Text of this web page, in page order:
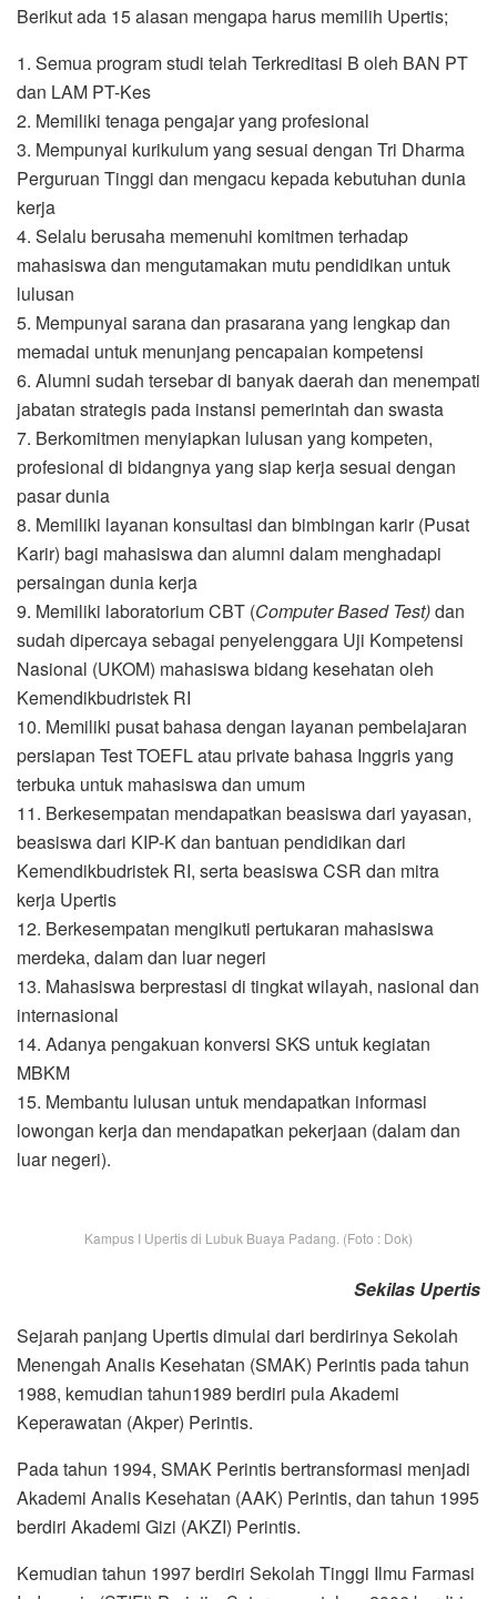
Berikut ada 15 alasan mengapa harus memilih Upertis;
1. Semua program studi telah Terkreditasi B oleh BAN PT
dan LAM PT-Kes
2. Memiliki tenaga pengajar yang profesional
3. Mempunyai kurikulum yang sesuai dengan Tri Dharma
Perguruan Tinggi dan mengacu kepada kebutuhan dunia
kerja
4. Selalu berusaha memenuhi komitmen terhadap
mahasiswa dan mengutamakan mutu pendidikan untuk
lulusan
5. Mempunyai sarana dan prasarana yang lengkap dan
memadai untuk menunjang pencapaian kompetensi
6. Alumni sudah tersebar di banyak daerah dan menempati
jabatan strategis pada instansi pemerintah dan swasta
7. Berkomitmen menyiapkan lulusan yang kompeten,
profesional di bidangnya yang siap kerja sesuai dengan
pasar dunia
8. Memiliki layanan konsultasi dan bimbingan karir (Pusat
Karir) bagi mahasiswa dan alumni dalam menghadapi
persaingan dunia kerja
9. Memiliki laboratorium CBT (Computer Based Test)dan
sudah dipercaya sebagai penyelenggara Uji Kompetensi
Nasional (UKOM) mahasiswa bidang kesehatan oleh
Kemendikbudristek RI
10. Memiliki pusat bahasa dengan layanan pembelajaran
persiapan Test TOEFL atau private bahasa Inggris yang
terbuka untuk mahasiswa dan umum
11. Berkesempatan mendapatkan beasiswa dari yayasan,
beasiswa dari KIP-K dan bantuan pendidikan dari
Kemendikbudristek RI, serta beasiswa CSR dan mitra
kerja Upertis
12. Berkesempatan mengikuti pertukaran mahasiswa
merdeka, dalam dan luar negeri
13. Mahasiswa berprestasi di tingkat wilayah, nasional dan
internasional
14. Adanya pengakuan konversi SKS untuk kegiatan
MBKM
15. Membantu lulusan untuk mendapatkan informasi
lowongan kerja dan mendapatkan pekerjaan (dalam dan
luar negeri).
Kampus I Upertis di Lubuk Buaya Padang. (Foto : Dok)
Sekilas Upertis
Sejarah panjang Upertis dimulai dari berdirinya Sekolah
Menengah Analis Kesehatan (SMAK) Perintis pada tahun
1988, kemudian tahun1989 berdiri pula Akademi
Keperawatan (Akper) Perintis.
Pada tahun 1994, SMAK Perintis bertransformasi menjadi
Akademi Analis Kesehatan (AAK) Perintis, dan tahun 1995
berdiri Akademi Gizi (AKZI) Perintis.
Kemudian tahun 1997 berdiri Sekolah Tinggi Ilmu Farmasi